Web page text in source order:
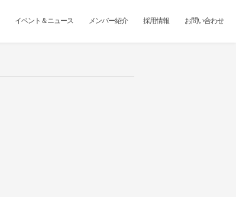
イベント＆ニュース メンバー紹介 採用情報 お問い合わせ